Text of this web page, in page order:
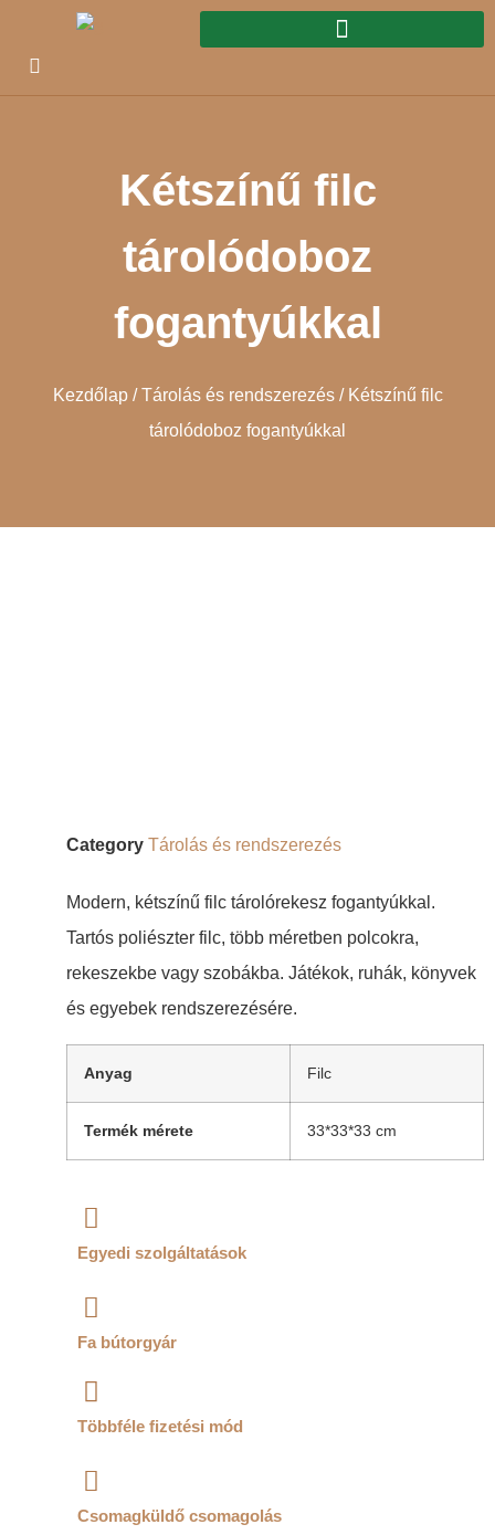
Kétszínű filc
tárolódoboz
fogantyúkkal
Kezdőlap/Tárolás és rendszerezés/ Kétszínű filc
tárolódoboz fogantyúkkal
Category Tárolás és rendszerezés
Modern, kétszínű filc tárolórekesz fogantyúkkal.
Tartós poliészter filc, több méretben polcokra,
rekeszekbe vagy szobákba. Játékok, ruhák, könyvek
és egyebek rendszerezésére.
Anyag Filc
Termék mérete 33*33*33 cm
Egyedi szolgáltatások
Fa bútorgyár
Többféle fizetési mód
Csomagküldő csomagolás